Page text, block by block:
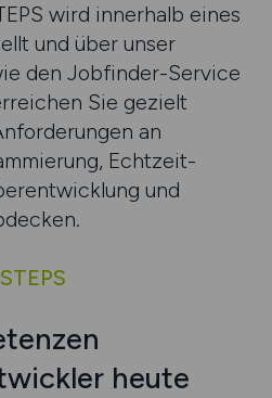
wird innerhalb eines
und über unser
den Jobfinder-Service
Sie gezielt
an
Echtzeit­
und
heute